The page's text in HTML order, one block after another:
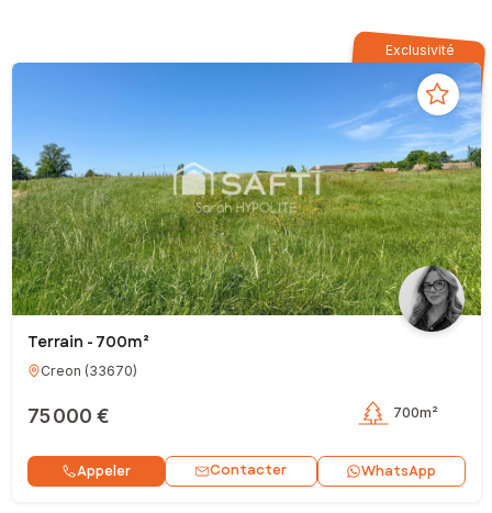
Exclusivité
Terrain - 700m²
Creon (33670)
75 000 € 700m²
Appeler Contacter WhatsApp